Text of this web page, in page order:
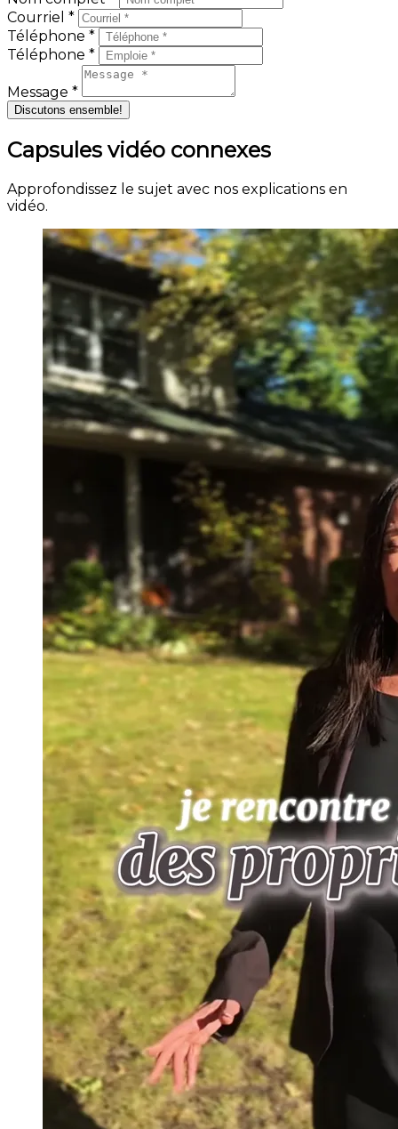
Courriel *
Téléphone *
Téléphone *
Message *
Discutons ensemble!
Capsules vidéo connexes
Approfondissez le sujet avec nos explications en
vidéo.